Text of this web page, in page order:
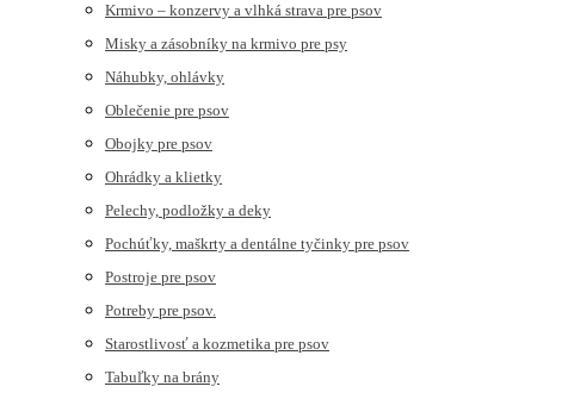
Krmivo – konzervy a vlhká strava pre psov
Misky a zásobníky na krmivo pre psy
Náhubky, ohlávky
Oblečenie pre psov
Obojky pre psov
Ohrádky a klietky
Pelechy, podložky a deky
Pochúťky, maškrty a dentálne tyčinky pre psov
Postroje pre psov
Potreby pre psov.
Starostlivosť a kozmetika pre psov
Tabuľky na brány